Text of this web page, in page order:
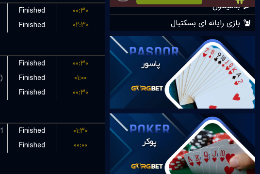
Finished
۰۰:۳۰
Finished
۰۲:۳۰
Finished
۰۰:۳۰
Finished
۰۱:۰۰
Finished
۰۰:۳۰
Finished
۰۱:۳۰
Finished
۰۰:۰۰